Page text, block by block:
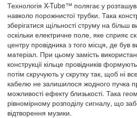
Технологія X-Tube™ полягає у
навколо порожнистої трубки. Така
зберігатися щільності струму на більш
оскільки електричне поле, яке сприяє
центру провідника з того місця, де був
матеріал. При цьому замість
конструкції кільце провідників
потім скручують у скрутку так, щоб ні
кабелю не залишилося жодного пучка
можливості ефекту близькості. Така
рівномірному розподілу сигналу, що
відтворення музики.